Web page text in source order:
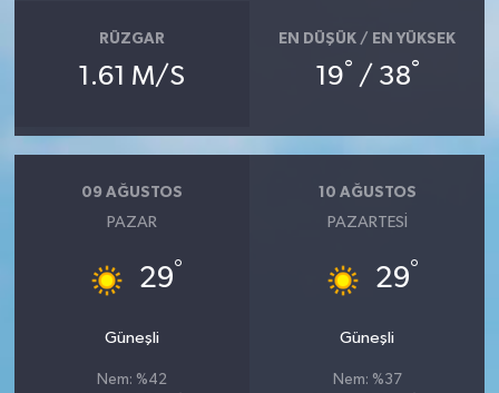
RÜZGAR
1.61 M/S
EN DÜŞÜK / EN YÜKSEK
19° / 38°
09 AĞUSTOS
PAZAR
29°
Güneşli
Nem: %42
10 AĞUSTOS
PAZARTESI
29°
Güneşli
Nem: %37